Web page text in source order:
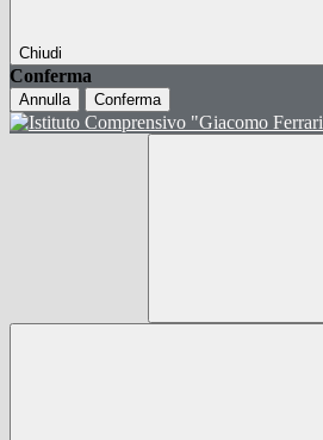
Chiudi
Conferma
Annulla Conferma